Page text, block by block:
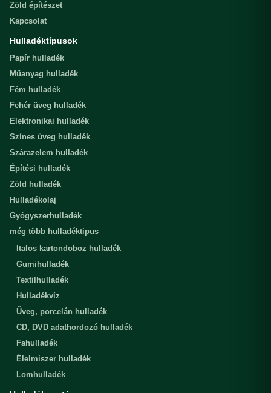
Zöld építészet
Kapcsolat
Hulladéktípusok
Papír hulladék
Műanyag hulladék
Fém hulladék
Fehér üveg hulladék
Elektronikai hulladék
Színes üveg hulladék
Szárazelem hulladék
Építési hulladék
Zöld hulladék
Hulladékolaj
Gyógyszerhulladék
még több hulladéktipus
Italos kartondoboz hulladék
Gumihulladék
Textilhulladék
Hulladékvíz
Üveg, porcelán hulladék
CD, DVD adathordozó hulladék
Fahulladék
Élelmiszer hulladék
Lomhulladék